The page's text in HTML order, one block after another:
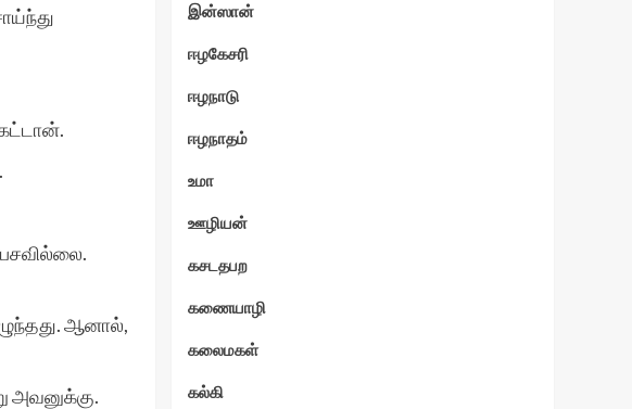
ஆனால்,
அவனுக்கு.
இன்ஸான்
ஈழகேசரி
ஈழநாடு
ஈழநாதம்
உமா
ஊழியன்
கசடதபற
கணையாழி
கலைமகள்
கல்கி